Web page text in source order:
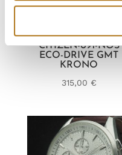
CITIZEN-091-NOS
ECO-DRIVE GMT
KRONO
315,00 €